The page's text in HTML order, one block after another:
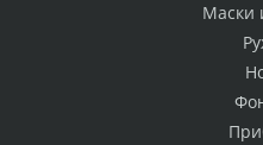
Маски